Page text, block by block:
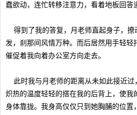
蠢欲动，连忙转移注意力，看着地板回
得到了我的答复，月老师直起身子，撩
发，刹那间风情万种。而后居然用手轻轻
催促着我向着办公室方向走去。
此时我与月老师的距离从未如此接近过
炽热的温度轻轻的搭在我的后背上，使我
身体靠拢。我身高仅仅只到她胸脯的位置